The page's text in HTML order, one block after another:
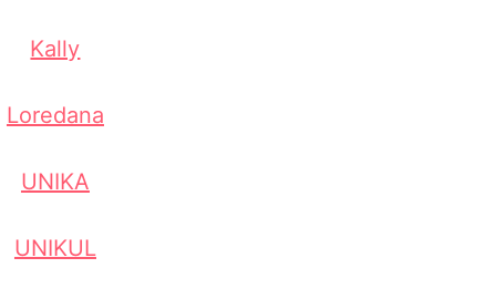
Kally
Loredana
UNIKA
UNIKUL